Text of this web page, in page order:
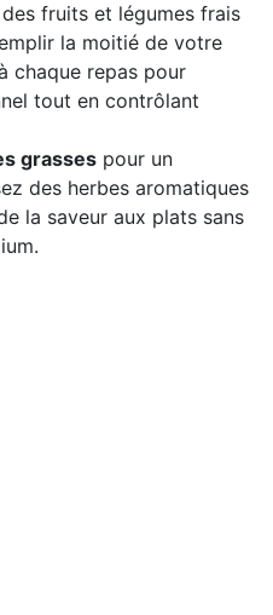
fruits et légumes frais
la moitié de votre
chaque repas pour
tout en contrôlant
grasses pour un
des herbes aromatiques
la saveur aux plats sans